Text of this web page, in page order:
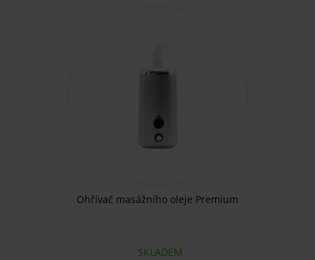
Ohřívač masážního oleje Premium
SKLADEM